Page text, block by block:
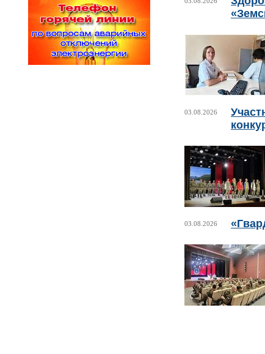
03.08.2026
03.08.2026